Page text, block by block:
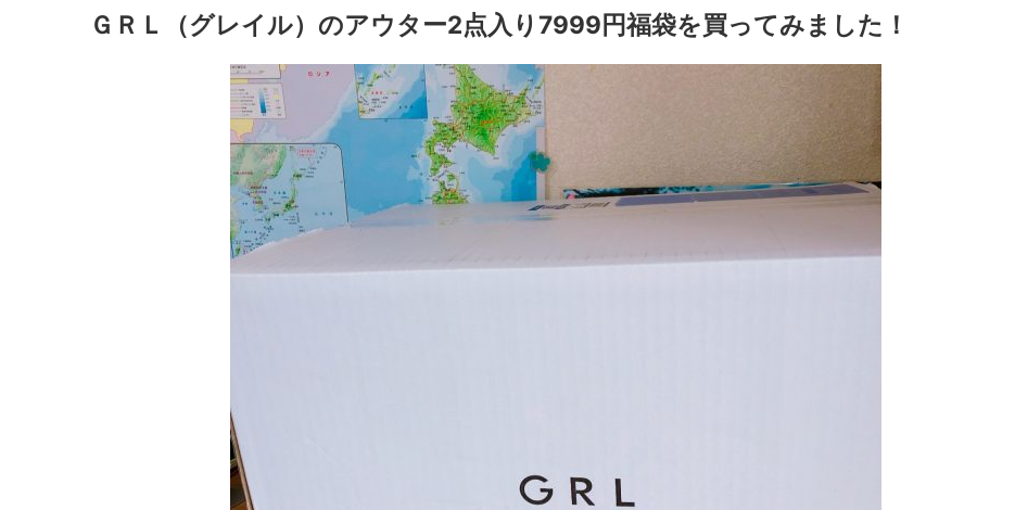
ＧＲＬ（グレイル）のアウター2点入り7999円福袋を買ってみました！